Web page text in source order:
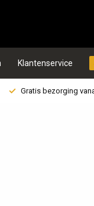
Klantenservice
Gratis bezorging